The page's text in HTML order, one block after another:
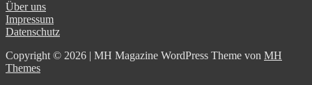
Über uns
Impressum
Datenschutz
Copyright © 2026 | MH Magazine WordPress Theme von MH
Themes